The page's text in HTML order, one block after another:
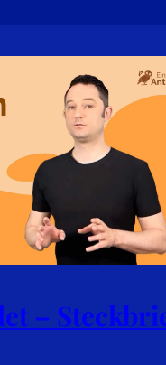
–